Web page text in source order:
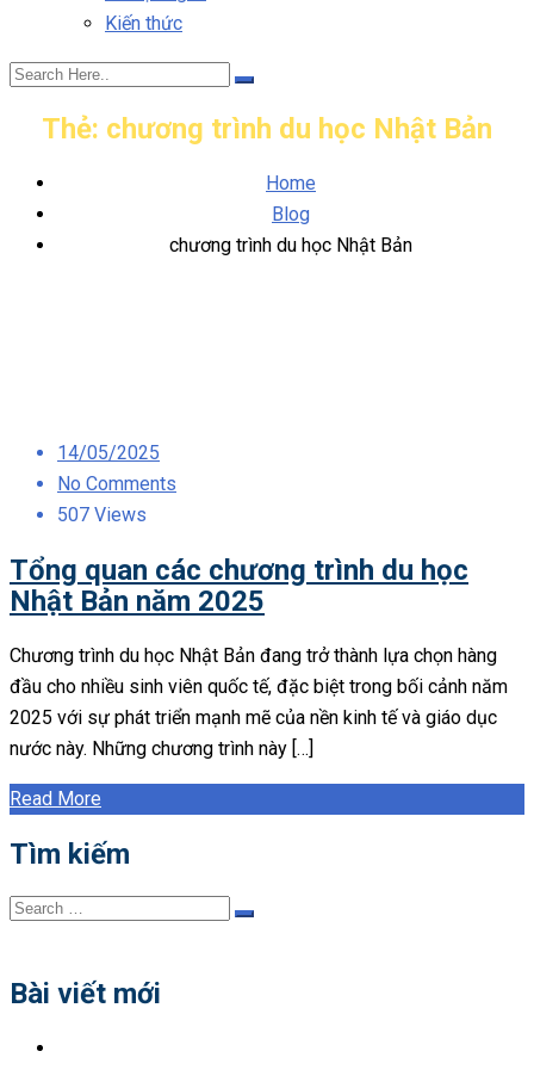
Kiến thức
Thẻ: chương trình du học Nhật Bản
Home
Blog
chương trình du học Nhật Bản
Posted
on
14/05/2025
No Comments
507 Views
Tổng quan các chương trình du học
Nhật Bản năm 2025
Chương trình du học Nhật Bản đang trở thành lựa chọn hàng
đầu cho nhiều sinh viên quốc tế, đặc biệt trong bối cảnh năm
2025 với sự phát triển mạnh mẽ của nền kinh tế và giáo dục
nước này. Những chương trình này […]
Read More
Tìm kiếm
Search
Search
Bài viết mới